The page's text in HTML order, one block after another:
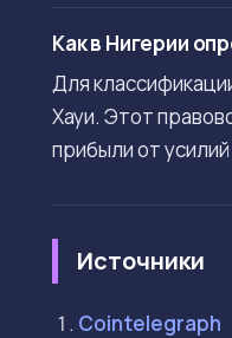
Как в Нигерии
Для
Хауи. Этот
прибыли от
Источники
Cointelegraph